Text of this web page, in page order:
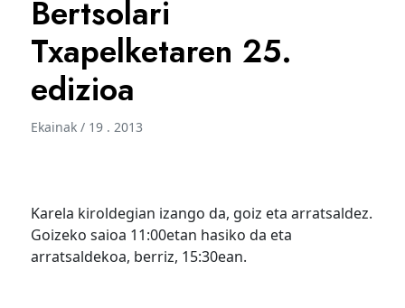
Bertsolari
Txapelketaren 25.
edizioa
Ekainak / 19 . 2013
Karela kiroldegian izango da, goiz eta arratsaldez.
Goizeko saioa 11:00etan hasiko da eta
arratsaldekoa, berriz, 15:30ean.